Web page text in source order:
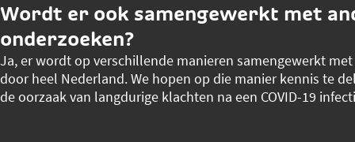
Wordt er ook samengewerkt met
onderzoeken?
Ja, er wordt op verschillende manieren samengewerkt
door heel Nederland. We hopen op die manier kennis te
de oorzaak van langdurige klachten na een COVID-19